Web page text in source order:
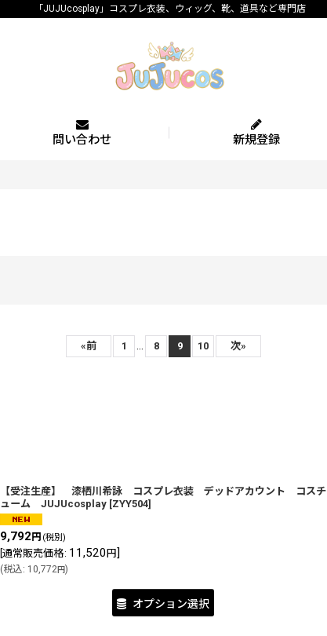
「JUJUcosplay」コスプレ衣装、ウィッグ、靴、道具など専門店
問い合わせ 新規登録
«前 1 8 9 10 次»
【受注生産】 漆栖川希詠 コスプレ衣装 デッドアカウント コスチ
ューム JUJUcosplay [ZYY504]
9,792 円 (税別)
通常販売価格: 11,520 円]
(税込: 10,772円)
オプション選択